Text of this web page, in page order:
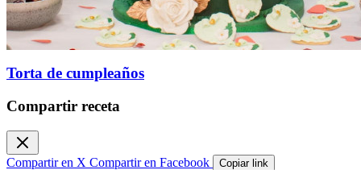
Torta de cumpleaños
Compartir receta
Compartir en X Compartir en Facebook Copiar link